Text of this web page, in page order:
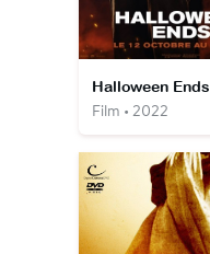
Halloween Ends
Film • 2022